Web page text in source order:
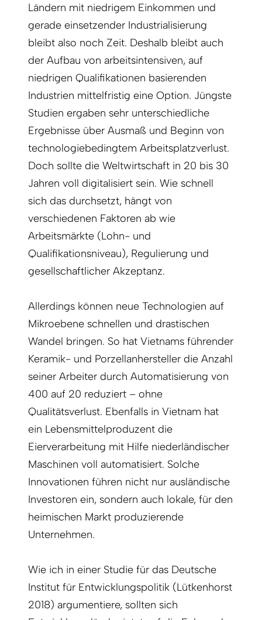
Ländern mit niedrigem Einkommen und
gerade einsetzender Industrialisierung
bleibt also noch Zeit. Deshalb bleibt auch
der Aufbau von arbeitsintensiven, auf
niedrigen Qualifikationen basierenden
Industrien mittelfristig eine Option. Jüngste
Studien ergaben sehr unterschiedliche
Ergebnisse über Ausmaß und Beginn von
technologiebedingtem Arbeitsplatzverlust.
Doch sollte die Weltwirtschaft in 20 bis 30
Jahren voll digitalisiert sein. Wie schnell
sich das durchsetzt, hängt von
verschiedenen Faktoren ab wie
Arbeitsmärkte (Lohn- und
Qualifikationsniveau), Regulierung und
gesellschaftlicher Akzeptanz.
Allerdings können neue Technologien auf
Mikroebene schnellen und drastischen
Wandel bringen. So hat Vietnams führender
Keramik- und Porzellanhersteller die Anzahl
seiner Arbeiter durch Automatisierung von
400 auf 20 reduziert – ohne
Qualitätsverlust. Ebenfalls in Vietnam hat
ein Lebensmittelproduzent die
Eierverarbeitung mit Hilfe niederländischer
Maschinen voll automatisiert. Solche
Innovationen führen nicht nur ausländische
Investoren ein, sondern auch lokale, für den
heimischen Markt produzierende
Unternehmen.
Wie ich in einer Studie für das Deutsche
Institut für Entwicklungspolitik (Lütkenhorst
2018) argumentiere, sollten sich